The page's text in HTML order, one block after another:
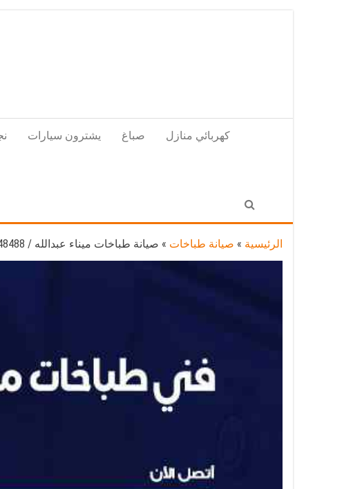
يشترون سيارات صباغ كهربائي منازل
الرئيسية » صيانة طباخات » صيانة طباخات ميناء عبدالله / 98548488 / فني تصليح طباخات ميناء عبدالله بالكويت